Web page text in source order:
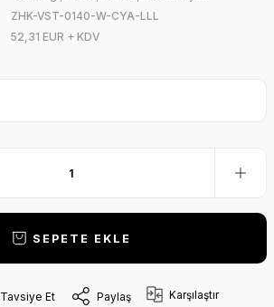
ZHK-VST-0140-W-CYA-LLL
52,31 EUR + KDV
SEPETE EKLE
Tavsiye Et Paylaş Karşılaştır